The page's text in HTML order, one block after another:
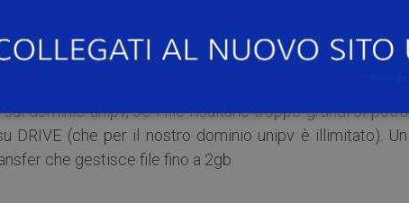
stanze@unipv.it
caratteri, spazi inclusi ), autore, breve descrizione (circa
in allegato dove fosse necessario.
dominio unipv, se i file risultano troppo grandi si potrà
DRIVE (che per il nostro dominio unipv è illimitato). Un
che gestisce file fino a 2gb.